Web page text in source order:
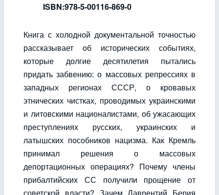
ISBN:978-5-00116-869-0
Книга с холодной документальной точностью
рассказывает об исторических событиях,
которые долгие десятилетия пытались
придать забвению: о массовых репрессиях в
западных регионах СССР, о кровавых
этнических чистках, проводимых украинскими
и литовскими националистами, об ужасающих
преступлениях русских, украинских и
латышских пособников нацизма. Как Кремль
принимал решения о массовых
депортационных операциях? Почему члены
прибалтийских СС получили прощение от